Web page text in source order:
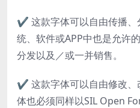
✔ 这款字体可以自由传播、
统、软件或APP中也是允许
分发以及／或一并销售。
✔ 这款字体可以自由修改、
体也必须同样以SIL Open